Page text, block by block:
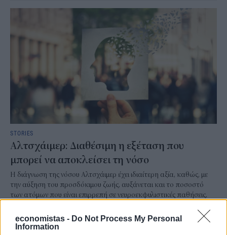
economistas - Do Not Process My Personal
Information
STORIES
Αλτσχάιμερ: Διαθέσιμη η εξέταση που
μπορεί να αποκλείσει τη νόσο
Η διάγνωση της νόσου Αλτσχάιμερ έχει ιδιαίτερη αξία, καθώς, με
την αύξηση του προσδόκιμου ζωής, αυξάνεται και το ποσοστό
των ατόμων που είναι επιρρεπή σε νευροεκφυλιστικές παθήσεις,
NEWSROOM/22 Ιουν 2026